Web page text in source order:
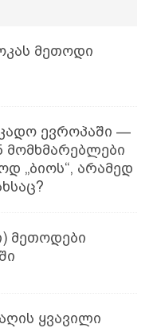
მეთოდი
ევროპაში —
მომხმარებლები
„ბიოს“, არამედ
მეთოდები
ყვავილი